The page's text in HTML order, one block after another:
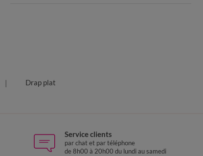
Drap plat
Service clients
par chat et par téléphone
de 8h00 à 20h00 du lundi au samedi